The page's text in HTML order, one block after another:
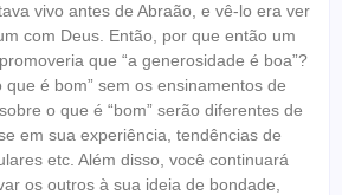
vivo antes de Abraão, e vê-lo era ver
com Deus. Então, por que então um
que “a generosidade é boa”?
que é bom” sem os ensinamentos de
o que é “bom” serão diferentes de
em sua experiência, tendências de
etc. Além disso, você continuará
os outros à sua ideia de bondade,